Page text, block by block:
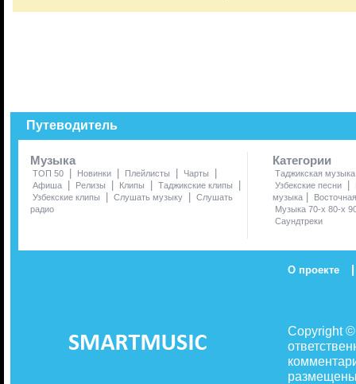
Путеводитель
Музыка
ТОП 50 | Новинки | Плейлисты | Чарты |
Афиша | Релизы | Клипы | Таджикские клипы |
Узбекские клипы | Слушать музыку | Слушать
радио
Категории
Таджикская музыка
Узбекские песни
|
музыка |
Музыка 70-х 80-х
Саундтреки
О проекте |
Copyright
размещены